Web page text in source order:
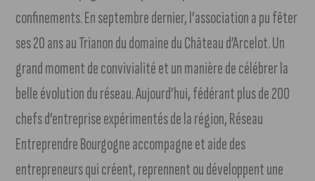
confinements. En septembre dernier, l’association a pu fêter
ses 20 ans au Trianon du domaine du Château d’Arcelot. Un
grand moment de convivialité et un manière de célébrer la
belle évolution du réseau. Aujourd’hui, fédérant plus de 200
chefs d’entreprise expérimentés de la région, Réseau
Entreprendre Bourgogne accompagne et aide des
entrepreneurs qui créent, reprennent ou développent une